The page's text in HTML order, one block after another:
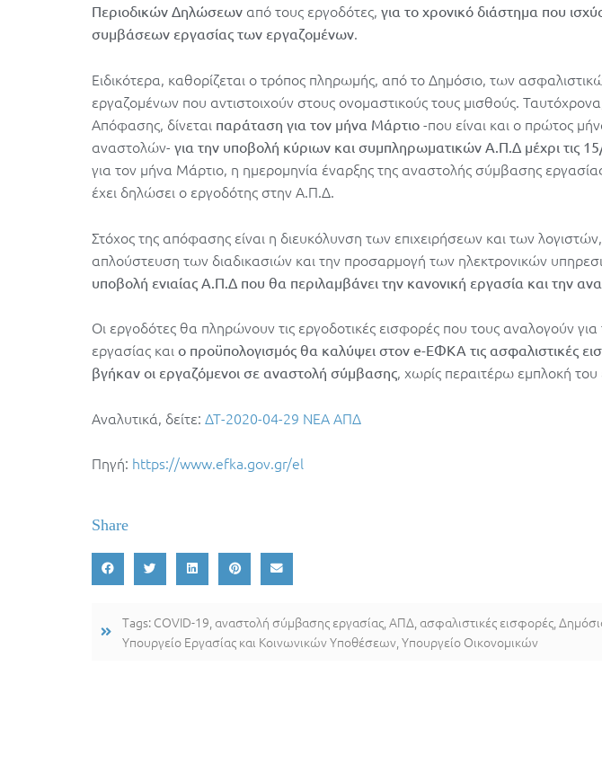
Περιοδικών Δηλώσεων από τους εργοδότες, για το χρονικό διάστημα που
συμβάσεων εργασίας των εργαζομένων.
Ειδικότερα, καθορίζεται ο τρόπος πληρωμής, από το Δημόσιο, των
εργαζομένων που αντιστοιχούν στους ονομαστικούς τους μισθούς.
Απόφασης, δίνεται παράταση για τον μήνα Μάρτιο -που είναι και ο πρώτος
αναστολών- για την υποβολή κύριων και συμπληρωματικών Α.Π.Δ μέχρι τις
για τον μήνα Μάρτιο, η ημερομηνία έναρξης της αναστολής σύμβασης
έχει δηλώσει ο εργοδότης στην Α.Π.Δ.
Στόχος της απόφασης είναι η διευκόλυνση των επιχειρήσεων και των
απλούστευση των διαδικασιών και την προσαρμογή των ηλεκτρονικών
υποβολή ενιαίας Α.Π.Δ που θα περιλαμβάνει την κανονική εργασία και την
Οι εργοδότες θα πληρώνουν τις εργοδοτικές εισφορές που τους αναλογούν για
εργασίας και ο προϋπολογισμός θα καλύψει στον e-ΕΦΚΑ τις ασφαλιστικές
βγήκαν οι εργαζόμενοι σε αναστολή σύμβασης, χωρίς περαιτέρω εμπλοκή του
Αναλυτικά, δείτε: ΔΤ-2020-04-29 ΝΕΑ ΑΠΔ
Πηγή: https://www.efka.gov.gr/el
Share
Tags: COVID-19 αναστολή σύμβασης εργασίας ΑΠΔ ασφαλιστικές εισφορές
Υπουργείο Εργασίας και Κοινωνικών Υποθέσεων Υπουργείο Οικονομικών